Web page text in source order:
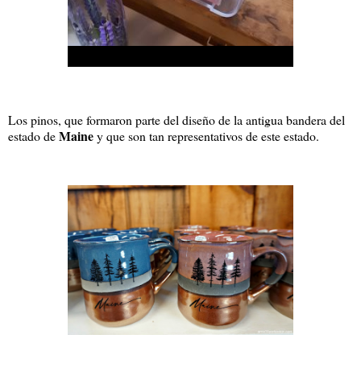
Los pinos, que formaron parte del diseño de la antigua bandera del
estado deMainey que son tan representativos de este estado.